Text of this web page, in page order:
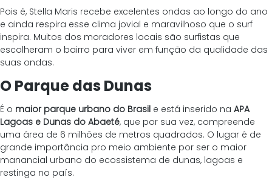
Pois é, Stella Maris recebe excelentes ondas ao longo do ano
e ainda respira esse clima jovial e maravilhoso que o surf
inspira. Muitos dos moradores locais são surfistas que
escolheram o bairro para viver em função da qualidade das
suas ondas.
O Parque das Dunas
É o maior parque urbano do Brasil e está inserido na APA
Lagoas e Dunas do Abaeté, que por sua vez, compreende
uma área de 6 milhões de metros quadrados. O lugar é de
grande importância pro meio ambiente por ser o maior
manancial urbano do ecossistema de dunas, lagoas e
restinga no país.